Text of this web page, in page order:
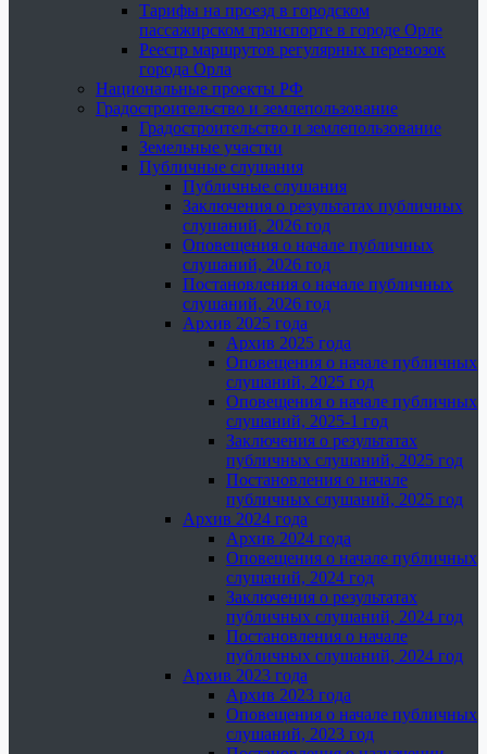
Тарифы на проезд в городском
пассажирском транспорте в городе Орле
Реестр маршрутов регулярных перевозок
города Орла
Национальные проекты РФ
Градостроительство и землепользование
Градостроительство и землепользование
Земельные участки
Публичные слушания
Публичные слушания
Заключения о результатах публичных
слушаний, 2026 год
Оповещения о начале публичных
слушаний, 2026 год
Постановления о начале публичных
слушаний, 2026 год
Архив 2025 года
Архив 2025 года
Оповещения о начале публичных
слушаний, 2025 год
Оповещения о начале публичных
слушаний, 2025-1 год
Заключения о результатах
публичных слушаний, 2025 год
Постановления о начале
публичных слушаний, 2025 год
Архив 2024 года
Архив 2024 года
Оповещения о начале публичных
слушаний, 2024 год
Заключения о результатах
публичных слушаний, 2024 год
Постановления о начале
публичных слушаний, 2024 год
Архив 2023 года
Архив 2023 года
Оповещения о начале публичных
слушаний, 2023 год